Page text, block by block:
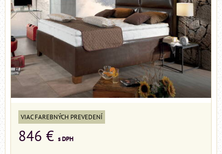
VIAC FAREBNÝCH PREVEDENÍ
846 € s DPH